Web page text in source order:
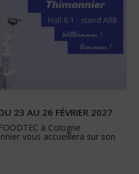
23 AU 26 FÉVRIER 2027
à Cologne
vous accueillera sur son